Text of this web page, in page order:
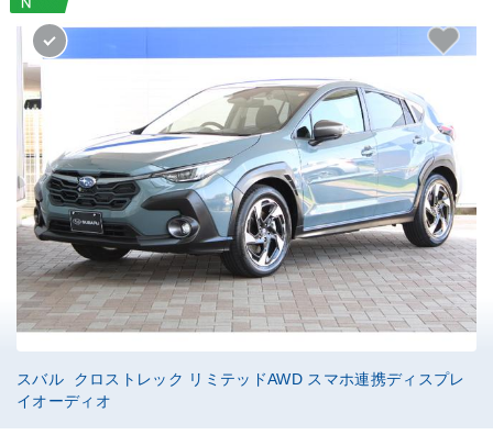
スバル クロストレック リミテッドAWD スマホ連携ディスプレ
イオーディオ